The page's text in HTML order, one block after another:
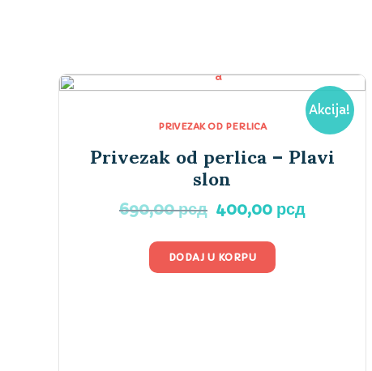
Akcija!
PRIVEZAK OD PERLICA
Privezak od perlica – Plavi
slon
690,00рсд Originalna
je
bila:
400,00 рсдTrenutna
DODAJ U KORPU